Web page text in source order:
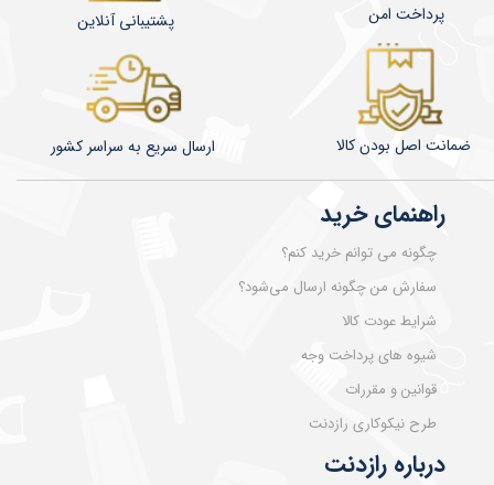
★★
درباره رازدنت
راهنمای خرید
چگونه می توانم خرید کنم؟
سفارش من چگونه ارسال می‌شود؟
شرایط عودت کالا
شیوه های پرداخت وجه
قوانین و مقررات
طرح نیکوکاری رازدنت
​​​​ارسال سریع به سراسر کشور ضمانت اصل بودن کالا
پشتیبانی آنلاین پرداخت امن